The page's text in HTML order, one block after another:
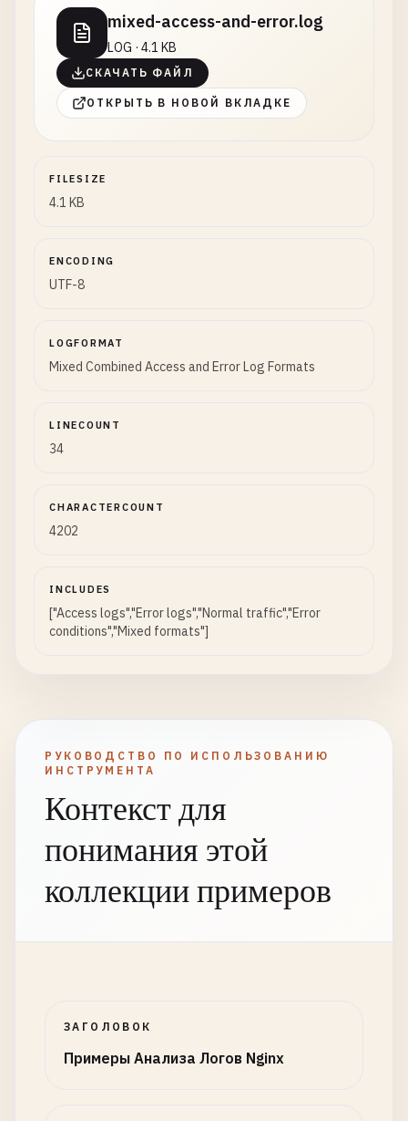
mixed-access-and-error.log
LOG · 4.1 KB
СКАЧАТЬ ФАЙЛ
ОТКРЫТЬ В НОВОЙ ВКЛАДКЕ
FILESIZE
4.1 KB
ENCODING
UTF-8
LOGFORMAT
Mixed Combined Access and Error Log Formats
LINECOUNT
34
CHARACTERCOUNT
4202
INCLUDES
["Access logs","Error logs","Normal traffic","Error
conditions","Mixed formats"]
РУКОВОДСТВО ПО ИСПОЛЬЗОВАНИЮ
ИНСТРУМЕНТА
Контекст для
понимания этой
коллекции примеров
ЗАГОЛОВОК
Примеры Анализа Логов Nginx